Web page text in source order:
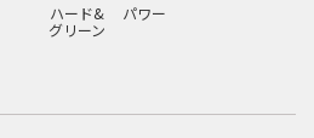
ハード&
グリーン
パワー